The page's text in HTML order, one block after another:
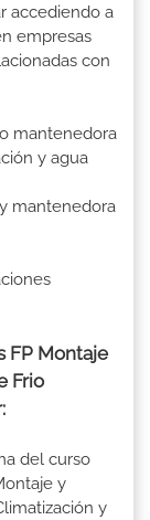
accediendo a
empresas
con
mantenedora
y agua
mantenedora
FP Montaje
Frio
del curso
y
y